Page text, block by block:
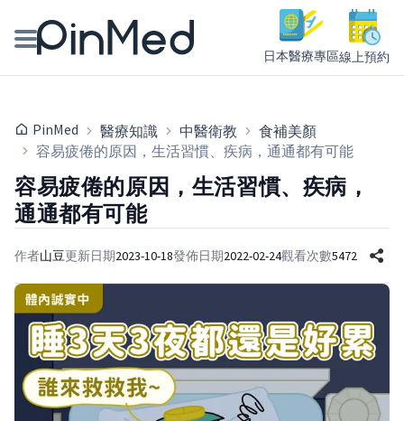
日本醫療專區線上預約
醫師專欄專訪
健康主題館
PinMed 醫療知識 中醫衛教
食補美顏
容易疲倦的原因，生活習慣、疾病，通通都有可能
容易疲倦的原因，生活習慣、疾病，
通通都有可能
作者山豆更新日期2023-10-18發佈日期2022-02-24觀看次數5472